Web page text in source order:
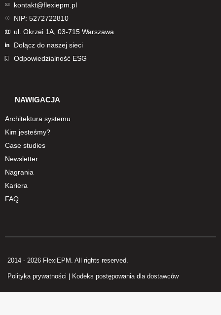
kontakt@flexiepm.pl
NIP: 5272722810
ul. Okrzei 1A, 03-715 Warszawa
Dołącz do naszej sieci
Odpowiedzialność ESG
NAWIGACJA
Architektura systemu
Kim jesteśmy?
Case studies
Newsletter
Nagrania
Kariera
FAQ
2014 - 2026 FlexiEPM. All rights reserved.
Polityka prywatności | Kodeks postępowania dla dostawców